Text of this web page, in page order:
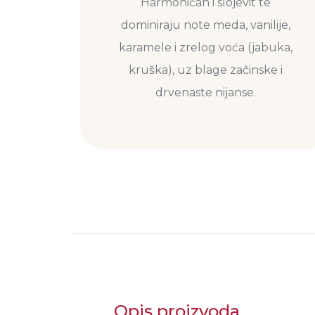
dominiraju note meda, vanilije,
karamele i zrelog voća (jabuka,
kruška), uz blage začinske i
drvenaste nijanse.